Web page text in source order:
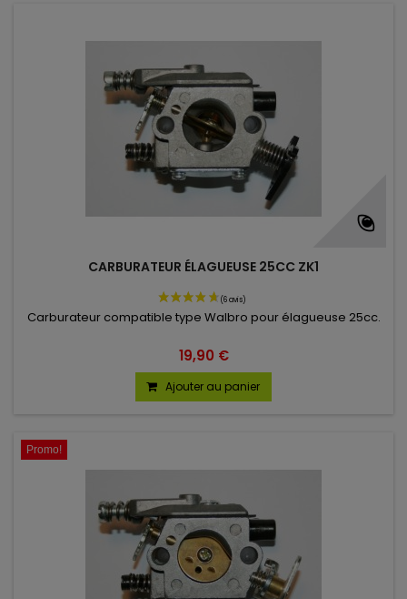
CARBURATEUR ÉLAGUEUSE 25CC ZK1
Carburateur compatible type Walbro pour élagueuse 25cc.
19,90 €
Ajouter au panier
Promo!